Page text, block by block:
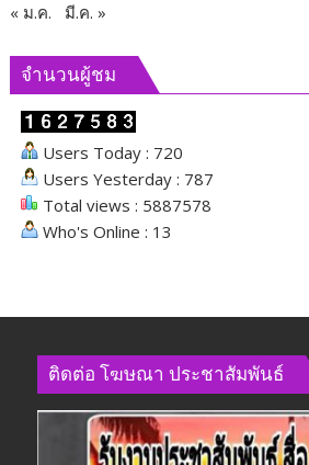
« ม.ค. มี.ค. »
จำนวนผู้ชม
Users Today : 720
Users Yesterday : 787
Total views : 5887578
Who's Online : 13
ติดต่อ​ โฆษณา​ ประชาสัมพันธ์